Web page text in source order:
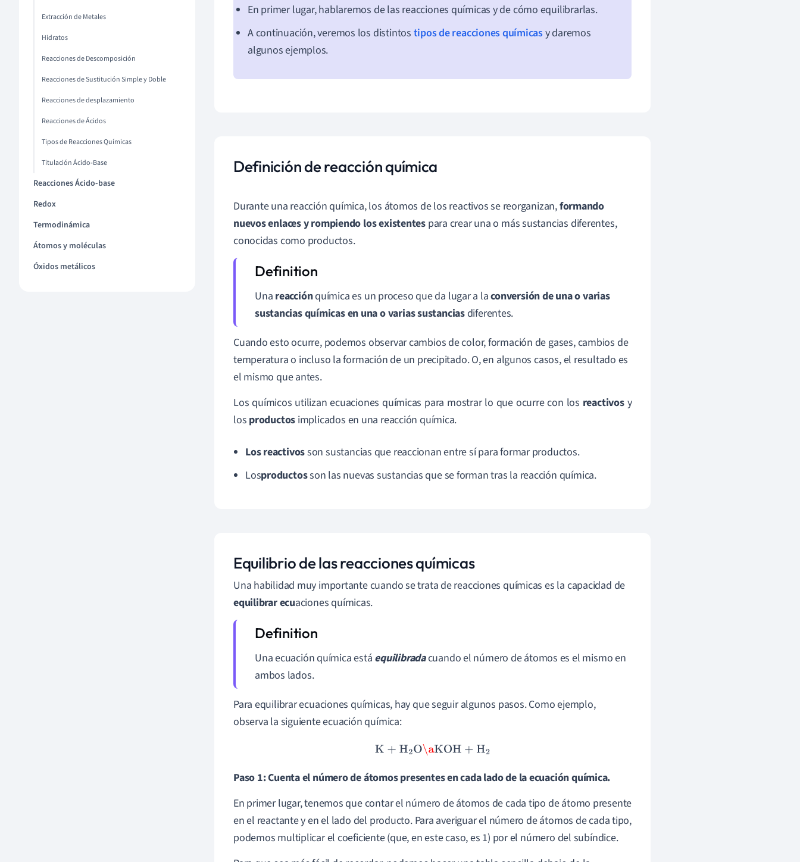
Extracción de Metales
Hidratos
Reacciones de Descomposición
Reacciones de Sustitución Simple y Doble
Reacciones de desplazamiento
Reacciones de Ácidos
Tipos de Reacciones Químicas
Titulación Ácido-Base
Reacciones Ácido-base
Redox
Termodinámica
Átomos y moléculas
Óxidos metálicos
En primer lugar, hablaremos de las reacciones químicas y de cómo equilibrarlas.
A continuación, veremos los distintos tipos de reacciones químicasy daremos
algunos ejemplos.
Definición de reacción química
Durante una reacción química, los átomos de los reactivos se reorganizan,formando
nuevos enlaces y rompiendo los existentespara crear una o más sustancias diferentes,
conocidas como productos.
Una reacciónquímica es un proceso que da lugar a laconversión de una o varias
sustancias químicas en una o varias sustanciasdiferentes.
Cuando esto ocurre, podemos observar cambios de color, formación de gases, cambios de
temperatura o incluso la formación de un precipitado. O, en algunos casos, el resultado es
el mismo que antes.
Los químicos utilizan ecuaciones químicas para mostrar lo que ocurre con los reactivos y
los productos implicados en una reacción química.
Los reactivosson sustancias que reaccionan entre sí para formar productos.
Losproductosson las nuevas sustancias que se forman tras la reacción química.
Equilibrio de las reacciones químicas
Una habilidad muy importante cuando se trata de reacciones químicas es la capacidad de
equilibrar ecuaciones químicas.
Una ecuación química está equilibradacuando el número de átomos es el mismo en
ambos lados.
Para equilibrar ecuaciones químicas, hay que seguir algunos pasos. Como ejemplo,
observa la siguiente ecuación química:
K + H2O\aKOH + H2
Paso 1: Cuenta el número de átomos presentes en cada lado de la ecuación química.
En primer lugar, tenemos que contar el número de átomos de cada tipo de átomo presente
en el reactante y en el lado del producto. Para averiguar el número de átomos de cada tipo,
podemos multiplicar el coeficiente (que, en este caso, es 1) por el número del subíndice.